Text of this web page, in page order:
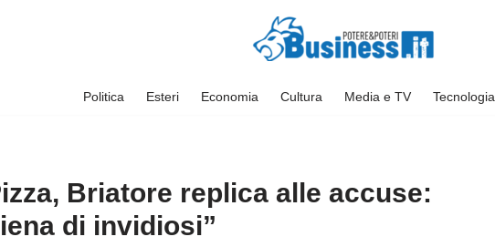
Politica Esteri Economia Cultura Media e TV Tecnologia
Briatore replica alle accuse:
di invidiosi”